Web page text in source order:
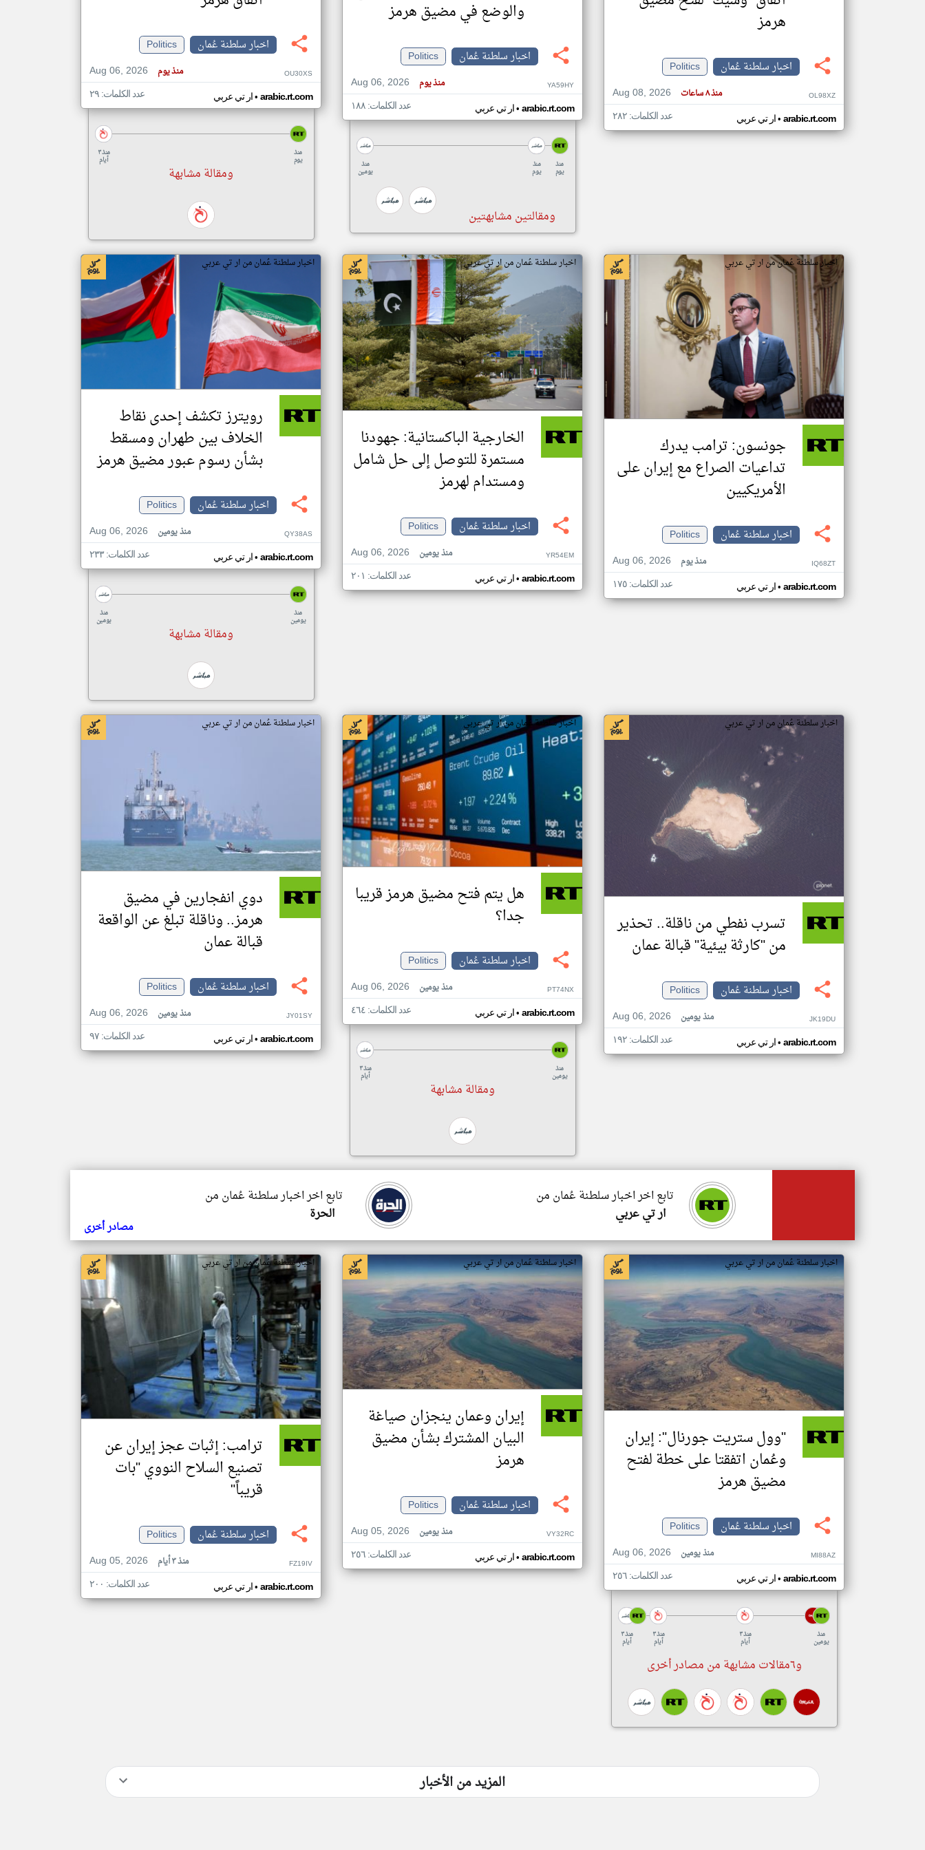
هرمز
اخبار سلطنة عُمان
Politics
Aug 08, 2026
منذ ٨ ساعات OL98XZ
ار تي عربي• arabic.rt.com عدد الكلمات: ٢٨٢
والوضع في مضيق هرمز
اخبار سلطنة عُمان
Politics
Aug 06, 2026
منذ يوم YA59HY
ار تي عربي• arabic.rt.com عدد الكلمات: ١٨٨
منذ
يومين
منذ
يوم
منذ
يوم
ومقالتين مشابهتين
اخبار سلطنة عُمان
Politics
Aug 06, 2026
منذ يوم OU30XS
ار تي عربي• arabic.rt.com عدد الكلمات: ٢٩
منذ ٣
أيام
منذ
يوم
ومقالة مشابهة
اخبار سلطنة عُمان من ار تي عربي
جونسون: ترامب يدرك
تداعيات الصراع مع إيران على
الأمريكيين
اخبار سلطنة عُمان
Politics
Aug 06, 2026
منذ يوم IQ68ZT
ار تي عربي• arabic.rt.com عدد الكلمات: ١٧٥
اخبار سلطنة عُمان من ار تي عربي
الخارجية الباكستانية: جهودنا
مستمرة للتوصل إلى حل شامل
ومستدام لهرمز
اخبار سلطنة عُمان
Politics
Aug 06, 2026
منذ يومين YR54EM
ار تي عربي• arabic.rt.com عدد الكلمات: ٢٠١
اخبار سلطنة عُمان من ار تي عربي
رويترز تكشف إحدى نقاط
الخلاف بين طهران ومسقط
بشأن رسوم عبور مضيق هرمز
اخبار سلطنة عُمان
Politics
Aug 06, 2026
منذ يومين QY38AS
ار تي عربي• arabic.rt.com عدد الكلمات: ٢٣٣
منذ
يومين
منذ
يومين
ومقالة مشابهة
اخبار سلطنة عُمان من ار تي عربي
تسرب نفطي من ناقلة.. تحذير
من "كارثة بيئية" قبالة عمان
اخبار سلطنة عُمان
Politics
Aug 06, 2026
منذ يومين JK19DU
ار تي عربي• arabic.rt.com عدد الكلمات: ١٩٢
اخبار سلطنة عُمان من ار تي عربي
هل يتم فتح مضيق هرمز قريبا
جدا؟
اخبار سلطنة عُمان
Politics
Aug 06, 2026
منذ يومين PT74NX
ار تي عربي• arabic.rt.com عدد الكلمات: ٤٦٤
منذ ٣
أيام
منذ
يومين
ومقالة مشابهة
اخبار سلطنة عُمان من ار تي عربي
دوي انفجارين في مضيق
هرمز.. وناقلة تبلغ عن الواقعة
قبالة عمان
اخبار سلطنة عُمان
Politics
Aug 06, 2026
منذ يومين JY01SY
ار تي عربي• arabic.rt.com عدد الكلمات: ٩٧
تابع اخر اخبار سلطنة عُمان من
الحرة
تابع اخر اخبار سلطنة عُمان من
ار تي عربي
مصادر أخرى
اخبار سلطنة عُمان من ار تي عربي
"وول ستريت جورنال": إيران
وعُمان اتفقتا على خطة لفتح
مضيق هرمز
اخبار سلطنة عُمان
Politics
Aug 06, 2026
منذ يومين MI88AZ
ار تي عربي• arabic.rt.com عدد الكلمات: ٢٥٦
منذ ٣
أيام
منذ ٣
أيام
منذ ٣
أيام
منذ
يومين
و٦مقالات مشابهة من مصادر أخرى
اخبار سلطنة عُمان من ار تي عربي
إيران وعمان ينجزان صياغة
البيان المشترك بشأن مضيق
هرمز
اخبار سلطنة عُمان
Politics
Aug 05, 2026
منذ يومين VY32RC
ار تي عربي• arabic.rt.com عدد الكلمات: ٢٥٦
اخبار سلطنة عُمان من ار تي عربي
ترامب: إثبات عجز إيران عن
تصنيع السلاح النووي "بات
قريباً"
اخبار سلطنة عُمان
Politics
Aug 05, 2026
منذ ٣ أيام FZ19IV
ار تي عربي• arabic.rt.com عدد الكلمات: ٢٠٠
المزيد من الأخبار